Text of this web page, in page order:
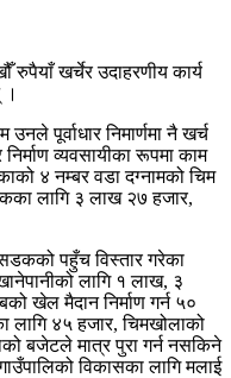
रुपैयाँ खर्चेर उदाहरणीय कार्य
।
पूर्वाधार निमार्णमा नै खर्च
व्यवसायीका रूपमा काम
४ नम्बर वडा दग्नामको चिम
लागि ३ लाख २७ हजार,
पहुँच विस्तार गरेका
लागि १ लाख, ३
खेल मैदान निर्माण गर्न ५०
लागि ४५ हजार, चिमखोलाको
बजेटले मात्र पुरा गर्न नसकिने
विकासका लागि मलाई